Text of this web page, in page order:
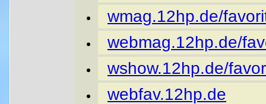
wmag.12hp.de/
webmag.12hp.de/
wshow.12hp.de/
webfav.12hp.de